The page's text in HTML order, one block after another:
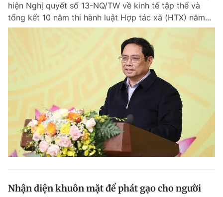
hiện Nghị quyết số 13-NQ/TW về kinh tế tập thể và
tổng kết 10 năm thi hành luật Hợp tác xã (HTX) năm...
Nhận diện khuôn mặt để phát gạo cho người